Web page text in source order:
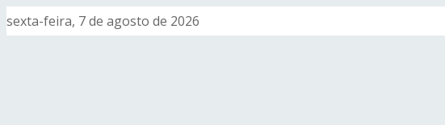
sexta-feira, 7 de agosto de 2026